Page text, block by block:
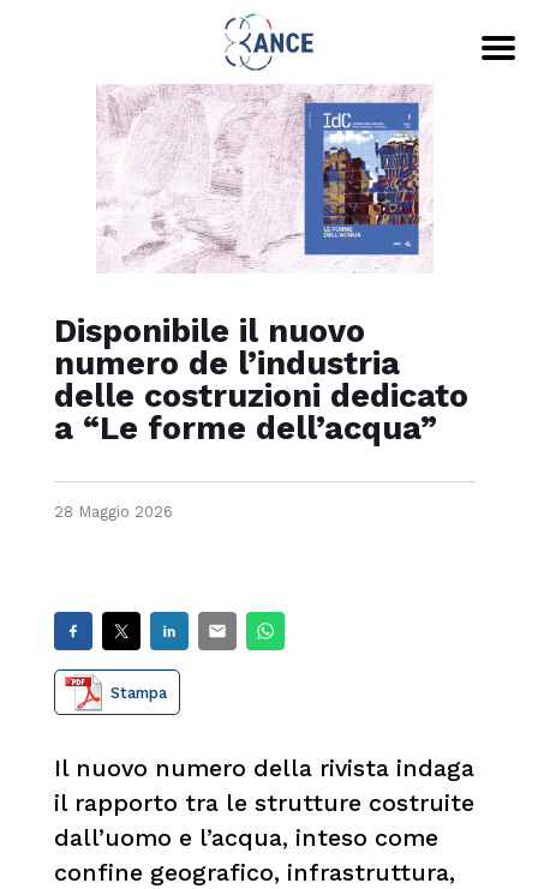
Disponibile il nuovo
numero de l’industria
delle costruzioni dedicato
a “Le forme dell’acqua”
28 Maggio 2026
Stampa
Il nuovo numero della rivista indaga
il rapporto tra le strutture costruite
dall’uomo e l’acqua, inteso come
confine geografico, infrastruttura,